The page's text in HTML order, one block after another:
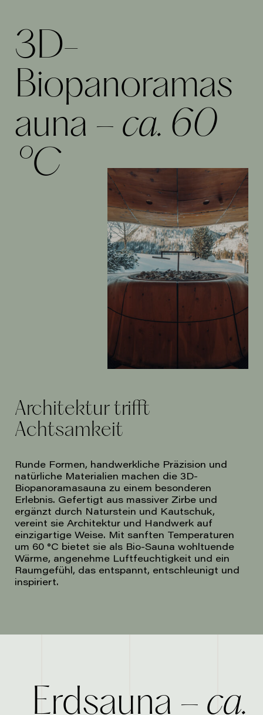
3D-
Biopanoramas
auna – ca. 60
°C
Architektur trifft
Achtsamkeit
Runde Formen, handwerkliche Präzision und
natürliche Materialien machen die 3D-
Biopanoramasauna zu einem besonderen
Erlebnis. Gefertigt aus massiver Zirbe und
ergänzt durch Naturstein und Kautschuk,
vereint sie Architektur und Handwerk auf
einzigartige Weise. Mit sanften Temperaturen
um 60 °C bietet sie als Bio-Sauna wohltuende
Wärme, angenehme Luftfeuchtigkeit und ein
Raumgefühl, das entspannt, entschleunigt und
inspiriert.
Erdsauna – ca.